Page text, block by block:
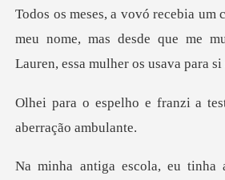
meu nome, mas desde que me
anzi a